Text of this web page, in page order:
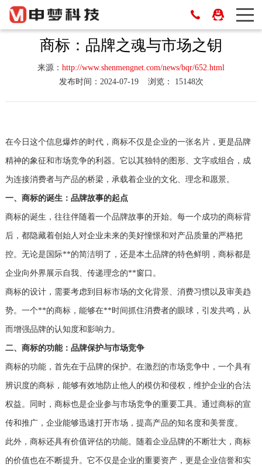
商标：品牌之魂与市场之钥
来源： http://www.shenmengnet.com/news/bqr/652.html
发布时间：2024-07-19
浏览： 15148次
在今日这个信息爆炸的时代，商标不仅是企业的一张名片，更是品牌
精神的象征和市场竞争的利器。它以其独特的图形、文字或组合，成
为连接消费者与产品的桥梁，承载着企业的文化、理念和愿景。
一、商标的诞生：品牌故事的起点
商标的诞生，往往伴随着一个品牌故事的开始。每一个成功的商标背
后，都隐藏着创始人对企业未来的美好憧憬和对产品质量的严格把
控。无论是国际**的简洁明了，还是本土品牌的特色鲜明，商标都是
企业向外界展示自我、传递理念的**窗口。
商标的设计，需要考虑到目标市场的文化背景、消费习惯以及审美趋
势。一个**的商标，能够在**时间抓住消费者的眼球，引发共鸣，从
而增强品牌的认知度和影响力。
二、商标的功能：品牌保护与市场竞争
商标的功能，首先在于品牌的保护。在激烈的市场竞争中，一个具有
辨识度的商标，能够有效地防止他人的模仿和侵权，维护企业的合法
权益。同时，商标也是企业参与市场竞争的重要工具。通过商标的宣
传和推广，企业能够迅速打开市场，提高产品的知名度和美誉度。
此外，商标还具有价值评估的功能。随着企业品牌的不断壮大，商标
的价值也在不断提升。它不仅是企业的重要资产，更是企业信誉和实